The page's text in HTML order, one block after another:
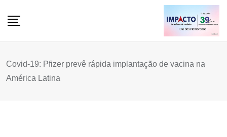
Covid-19: Pfizer prevê rápida implantação de vacina na
América Latina